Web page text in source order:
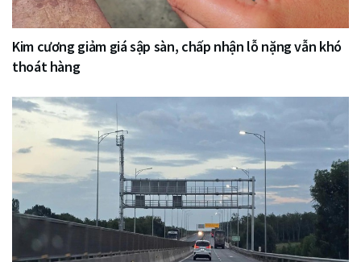
Kim cương giảm giá sập sàn, chấp nhận lỗ nặng vẫn khó
thoát hàng